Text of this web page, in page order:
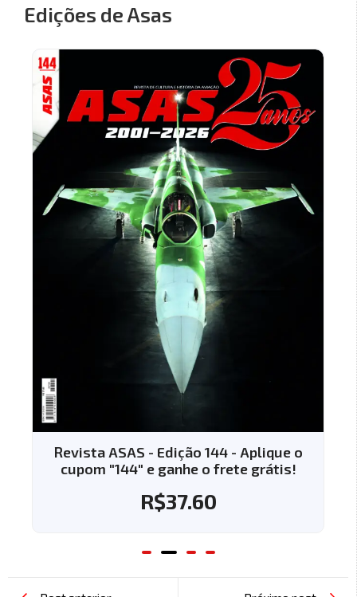
Edições de Asas
Revista ASAS - Edição 144 - Aplique o
cupom "144" e ganhe o frete grátis!
R$37.60